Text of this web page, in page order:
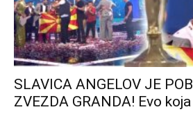
SLAVICA ANGELOV JE
ZVEZDA GRANDA! Evo